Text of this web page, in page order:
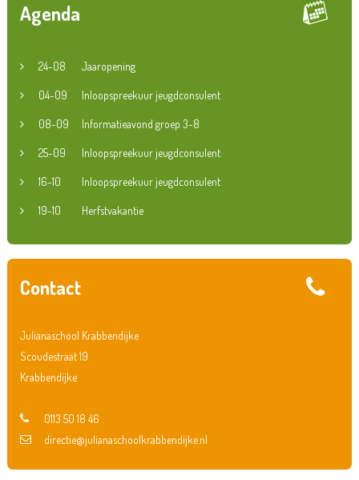
Agenda
24-08 Jaaropening
04-09 Inloopspreekuur jeugdconsulent
08-09 Informatieavond groep 3-8
25-09 Inloopspreekuur jeugdconsulent
16-10 Inloopspreekuur jeugdconsulent
19-10 Herfstvakantie
Contact
Julianaschool Krabbendijke
Scoudestraat 19
Krabbendijke
0113 50 18 46
directie@julianaschoolkrabbendijke.nl